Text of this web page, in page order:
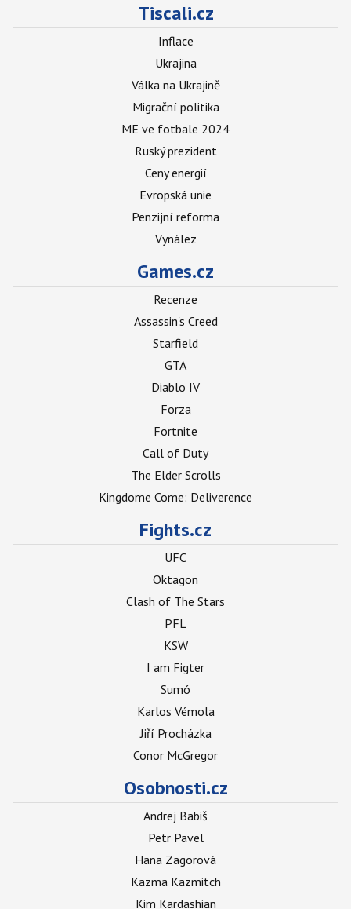
Tiscali.cz
Inflace
Ukrajina
Válka na Ukrajině
Migrační politika
ME ve fotbale 2024
Ruský prezident
Ceny energií
Evropská unie
Penzijní reforma
Vynález
Games.cz
Recenze
Assassin's Creed
Starfield
GTA
Diablo IV
Forza
Fortnite
Call of Duty
The Elder Scrolls
Kingdome Come: Deliverence
Fights.cz
UFC
Oktagon
Clash of The Stars
PFL
KSW
I am Figter
Sumó
Karlos Vémola
Jiří Procházka
Conor McGregor
Osobnosti.cz
Andrej Babiš
Petr Pavel
Hana Zagorová
Kazma Kazmitch
Kim Kardashian